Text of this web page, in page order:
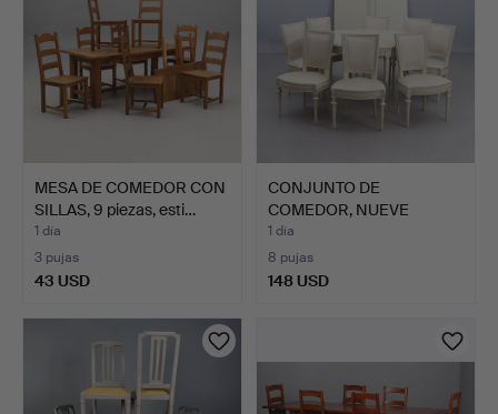
MESA DE COMEDOR CON
SILLAS, 9 piezas, esti…
1 día
3 pujas
43 USD
CONJUNTO DE
COMEDOR, NUEVE
PIEZAS. Madera …
1 día
8 pujas
148 USD